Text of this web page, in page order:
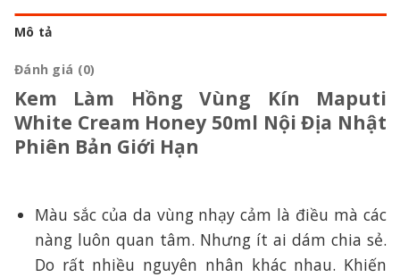
Mô tả
Đánh giá (0)
Kem Làm Hồng Vùng Kín Maputi
White Cream Honey 50ml Nội Địa Nhật
Phiên Bản Giới Hạn
Màu sắc của da vùng nhạy cảm là điều mà các
nàng luôn quan tâm. Nhưng ít ai dám chia sẻ.
Do rất nhiều nguyên nhân khác nhau. Khiến